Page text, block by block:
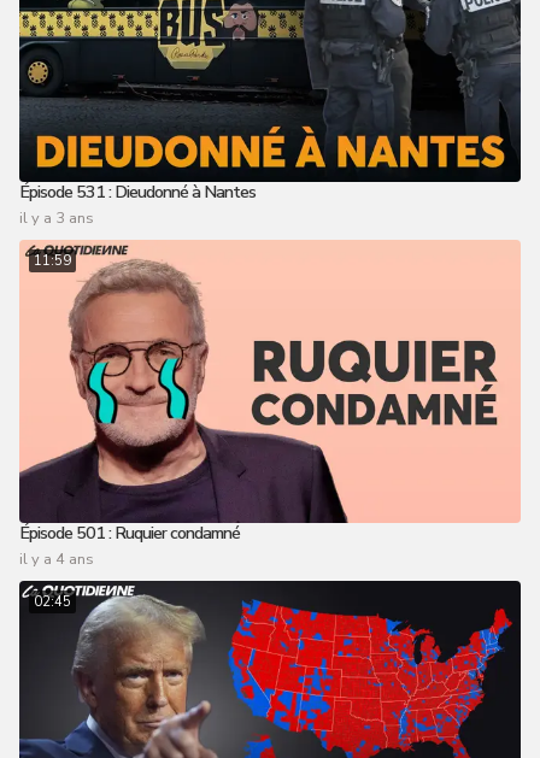
Épisode 531 : Dieudonné à Nantes
il y a 3 ans
11:59
Épisode 501 : Ruquier condamné
il y a 4 ans
02:45